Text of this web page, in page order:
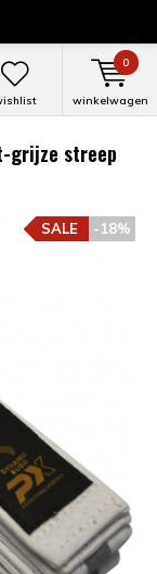
winkelwagen
0
grijze streep
-18%
SALE